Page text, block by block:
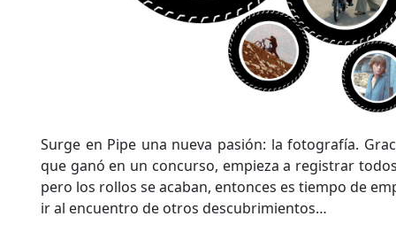
Surge en Pipe una nueva pasión: la fotografía.
que ganó en un concurso, empieza a registrar
pero los rollos se acaban, entonces es tiempo de
ir al encuentro de otros descubrimientos…